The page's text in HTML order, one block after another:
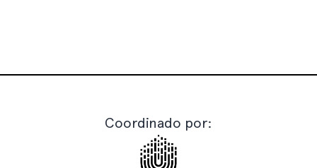
Coordinado por: